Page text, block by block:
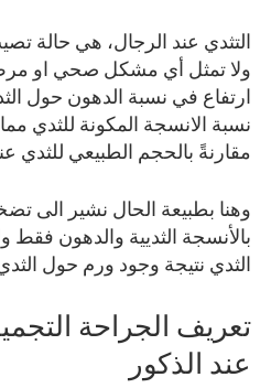
التثدي عند الرجال، هي حالة
ولا تمثل أي مشكل صحي او
ارتفاع في نسبة الدهون حول
نسبة الانسجة المكونة للثدي
مقارنةً بالحجم الطبيعي للثدي
وهنا بطبيعة الحال نشير الى
بالأنسجة الثديية والدهون فقط
الثدي نتيجة وجود ورم حول
تعريف الجراحة
عند الذكور